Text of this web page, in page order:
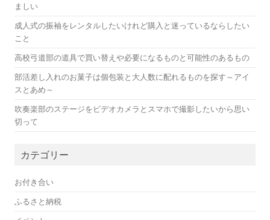
ましい
成人式の振袖をレンタルしたいけれど購入と迷っているならしたい
こと
高校弓道部の道具で買い替えや必要になるものと可能性のあるもの
部活差し入れのお菓子は個包装と大人数に配れるものを探す～アイ
スとあめ～
吹奏楽部のステージをビデオカメラとスマホで撮影したいから思い
切って
カテゴリー
お付き合い
ふるさと納税